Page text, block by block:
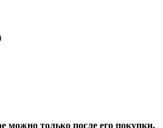
можно только после его покупки.